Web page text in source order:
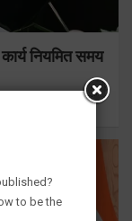
नियमित समय
to be the